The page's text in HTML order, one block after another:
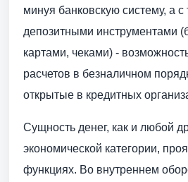
минуя банковскую систему, а
депозитными инструментами
картами, чеками) -
расчетов в безналичном
открытые в кредитных
Сущность денег, как и любой
экономической категории,
функциях. Во внутреннем